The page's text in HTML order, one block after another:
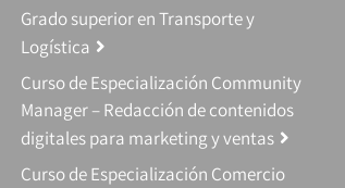
Grado superior en Transporte y
Logística
Curso de Especialización Community
Manager – Redacción de contenidos
digitales para marketing y ventas
Curso de Especialización Comercio